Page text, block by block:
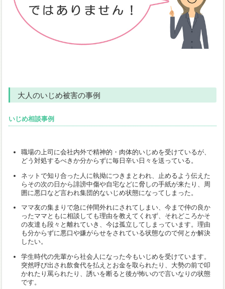
大人のいじめ被害の事例
いじめ相談事例
職場の上司に会社内外で精神的・肉体的いじめを受けているが、
どう対処するべきか分からずに毎日辛い日々を送っている。
ネットで知り合った人に執拗につきまとわれ、止めるよう伝えた
らその次の日から誹謗中傷や自宅などに脅しの手紙が来たり、周
囲に悪口など言われ集団的ないじめ状態になってしまった。
ママ友の集まりで急に仲間外れにされてしまい、今まで仲の良か
ったママともに相談しても理由を教えてくれず、それどころかそ
の友達も段々と離れていき、今は孤立してしまっています。理由
も分からずに悪口や嫌がらせをされている状態なので何とか解決
したい。
学生時代の先輩から社会人になった今もいじめを受けています。
突然呼び出され飲食代を払えとお金を取られたり、大勢の前で叩
かれたり罵られたり、誘いを断ると後が怖いので言いなりの状態
です。